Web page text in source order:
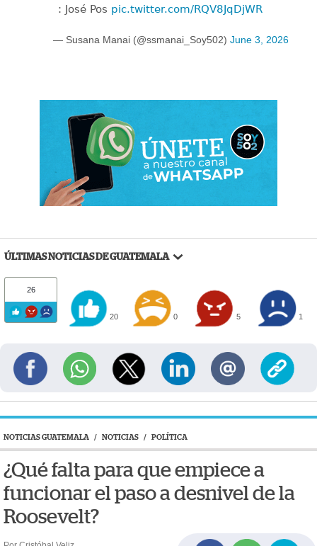
: José Pos pic.twitter.com/RQV8JqDjWR
— Susana Manai (@ssmanai_Soy502) June 3, 2026
ÚLTIMAS NOTICIAS DE GUATEMALA
26
20 0 5 1
NOTICIAS GUATEMALA / NOTICIAS / POLÍTICA
¿Qué falta para que empiece a
funcionar el paso a desnivel de la
Roosevelt?